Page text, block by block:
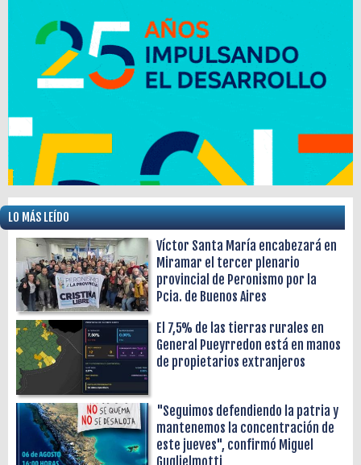
LO MÁS LEÍDO
Víctor Santa María encabezará en
Miramar el tercer plenario
provincial de Peronismo por la
Pcia. de Buenos Aires
El 7,5% de las tierras rurales en
General Pueyrredon está en manos
de propietarios extranjeros
"Seguimos defendiendo la patria y
mantenemos la concentración de
este jueves", confirmó Miguel
Guglielmotti